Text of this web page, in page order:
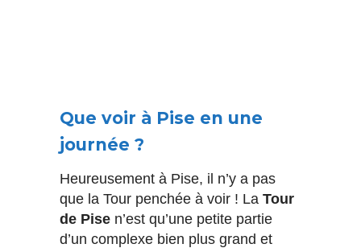
Que voir à Pise en une
journée ?
Heureusement à Pise, il n’y a pas
que la Tour penchée à voir ! La Tour
de Pise n’est qu’une petite partie
d’un complexe bien plus grand et